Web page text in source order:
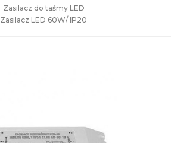
Zasilacz do taśmy LED
Zasilacz LED 60W/ IP20